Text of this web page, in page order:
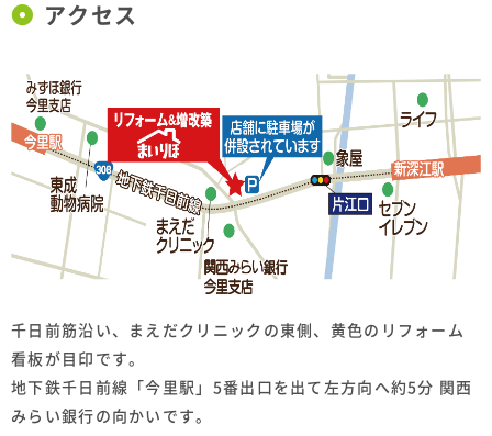
アクセス
千日前筋沿い、まえだクリニックの東側、黄色のリフォーム
看板が目印です。
地下鉄千日前線「今里駅」5番出口を出て左方向へ約5分 関西
みらい銀行の向かいです。